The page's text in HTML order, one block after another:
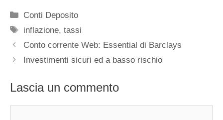
Categorie
Conti Deposito
Tag
inflazione,tassi
Conto corrente Web: Essential di Barclays
Investimenti sicuri ed a basso rischio
Lascia un commento